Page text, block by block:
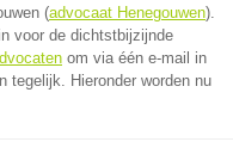
(advocaat Henegouwen).
voor de dichtstbijzijnde
om via één e-mail in
tegelijk. Hieronder worden nu